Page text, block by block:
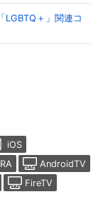
パスワード 、クレ
が可能です。
LGBTQ＋」関連コ
iOS
AndroidTV
FireTV